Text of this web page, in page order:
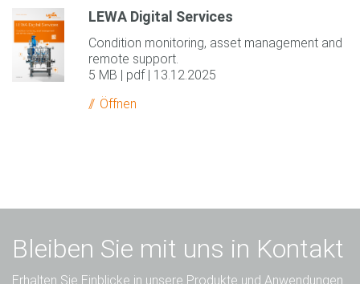
LEWA Digital Services
Condition monitoring, asset management and
remote support.
5 MB | pdf | 13.12.2025
Öffnen
Bleiben Sie mit uns in Kontakt
Erhalten Sie Einblicke in unsere Produkte und Anwendungen